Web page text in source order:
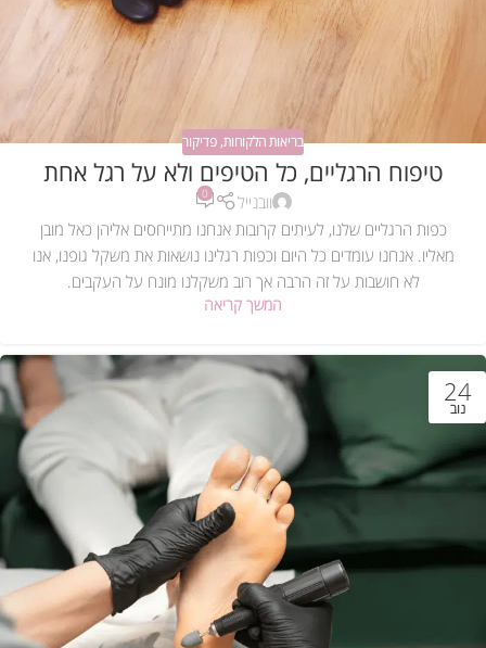
בריאות הלקוחות, פדיקור
טיפוח הרגליים, כל הטיפים ולא על רגל אחת
וובנייל 0
כפות הרגליים שלנו, לעיתים קרובות אנחנו מתייחסים אליהן כאל מובן
מאליו. אנחנו עומדים כל היום וכפות רגלינו נושאות את משקל גופנו, אנו
לא חושבות על זה הרבה אך רוב משקלנו מונח על העקבים.
המשך קריאה
24
נוב